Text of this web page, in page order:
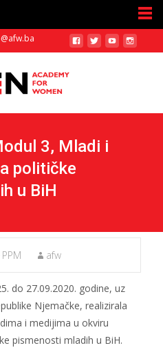
3, Mladi i
političke
u BiH
PPM afw
do 27.09.2020. godine, uz
Njemačke, realizirala
i medijima u okviru
pismenosti mladih u BiH.